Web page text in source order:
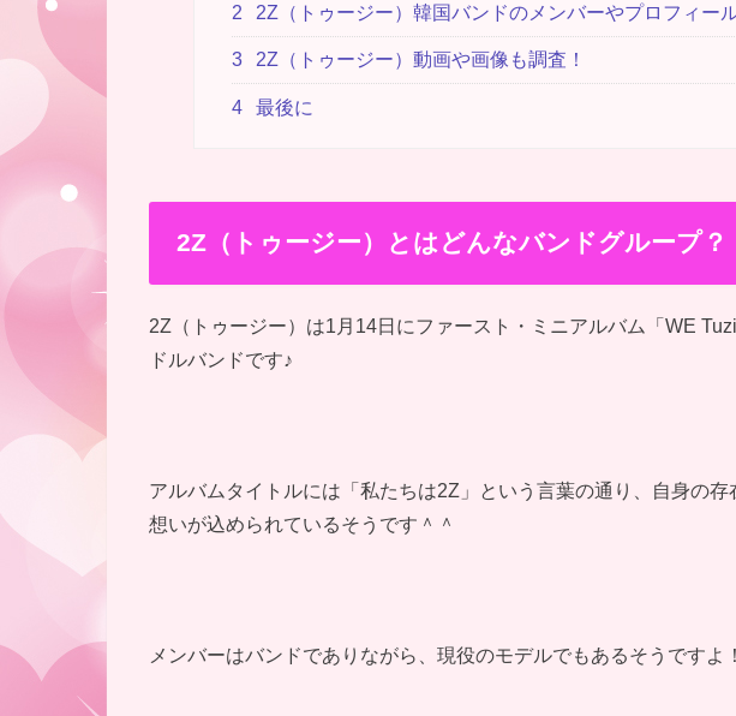
2 2Z（トゥージー）韓国バンドのメンバーやプロフィー
3 2Z（トゥージー）動画や画像も調査！
4 最後に
2Z（トゥージー）とはどんなバンドグループ？
2Z（トゥージー）は1月14日にファースト・ミニアルバム「WE
ドルバンドです♪
アルバムタイトルには「私たちは2Z」という言葉の通り、自身の
想いが込められているそうです＾＾
メンバーはバンドでありながら、現役のモデルでもあるそうですよ！